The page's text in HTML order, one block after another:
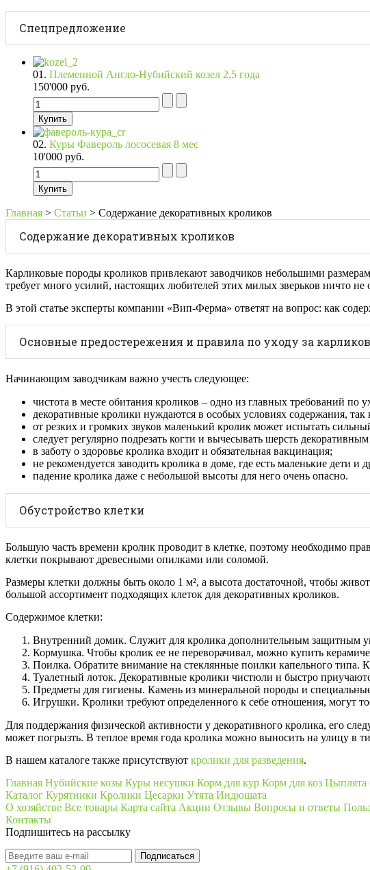
Спецпредложение
01. Племенной Англо-Нубийский козел 2,5 года
150'000 руб.
02. Куры Фавероль лососевая 8 мес
10'000 руб.
Главная > Статьи > Содержание декоративных кроликов
Содержание декоративных кроликов
Карликовые породы кроликов привлекают заводчиков небольшими
требует много усилий, настоящих любителей этих милых зверьков ничто не
В этой статье эксперты компании «Вип-Ферма» ответят на вопрос: как
Основные предостережения и правила по уходу за
Начинающим заводчикам важно учесть следующее:
чистота в месте обитания кроликов – одно из главных требований по
декоративные кролики нуждаются в особых условиях содержания,
от резких и громких звуков маленький кролик может испытать
следует регулярно подрезать когти и вычесывать шерсть
в заботу о здоровье кролика входит и обязательная вакцинация;
не рекомендуется заводить кролика в доме, где есть маленькие дети и
падение кролика даже с небольшой высоты для него очень опасно.
Обустройство клетки
Большую часть времени кролик проводит в клетке, поэтому необходимо
клетки покрывают древесными опилками или соломой.
Размеры клетки должны быть около 1 м², а высота достаточной, чтобы
большой ассортимент подходящих клеток для декоративных кроликов.
Содержимое клетки:
Внутренний домик. Служит для кролика дополнительным защитным
Кормушка. Чтобы кролик ее не переворачивал, можно купить
Поилка. Обратите внимание на стеклянные поилки капельного типа.
Туалетный лоток. Декоративные кролики чистюли и быстро
Предметы для гигиены. Камень из минеральной породы и
Игрушки. Кролики требуют определенного к себе отношения, могут
Для поддержания физической активности у декоративного кролика, его
может погрызть. В теплое время года кролика можно выносить на улицу в
В нашем каталоге также присутствуют кролики для разведения.
Главная Нубийские козы Куры несушки Корм для кур Корм для коз Цыплята
Каталог Курятники Кролики Цесарки Утята Индюшата
О хозяйстве Все товары Карта сайта Акции Отзывы Вопросы и ответы
Контакты
Подпишитесь на рассылку